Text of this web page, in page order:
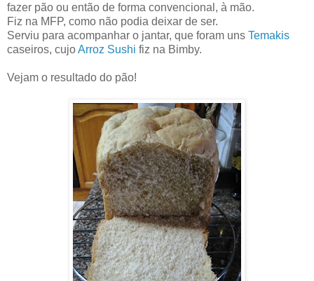
fazer pão ou então de forma convencional, à mão.
Fiz na MFP, como não podia deixar de ser.
Serviu para acompanhar o jantar, que foram uns Temakis
caseiros, cujoArroz Sushi fiz na Bimby.
Vejam o resultado do pão!